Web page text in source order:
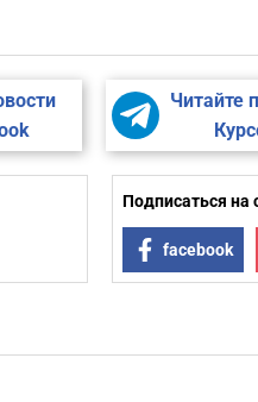
Читайте
Подписаться на
facebook